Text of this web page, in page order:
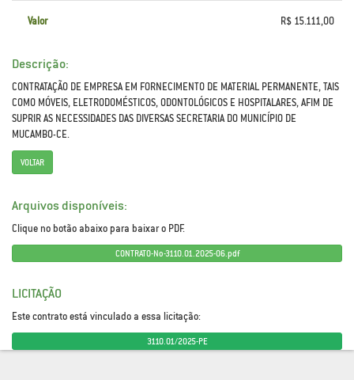
Valor R$ 15.111,00
Descrição:
CONTRATAÇÃO DE EMPRESA EM FORNECIMENTO DE MATERIAL PERMANENTE, TAIS
COMO MÓVEIS, ELETRODOMÉSTICOS, ODONTOLÓGICOS E HOSPITALARES, AFIM DE
SUPRIR AS NECESSIDADES DAS DIVERSAS SECRETARIA DO MUNICÍPIO DE
MUCAMBO-CE.
VOLTAR
Arquivos disponíveis:
Clique no botão abaixo para baixar o PDF.
CONTRATO-No-3110.01.2025-06.pdf
LICITAÇÃO
Este contrato está vinculado a essa licitação:
3110.01/2025-PE